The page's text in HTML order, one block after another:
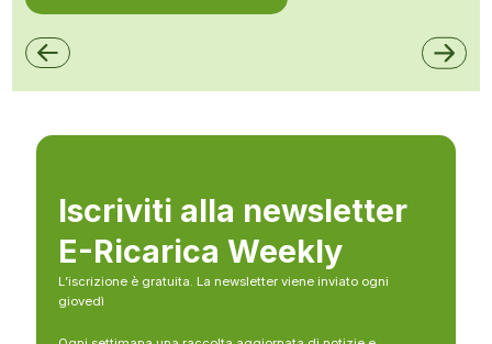
Iscriviti alla newsletter
E-Ricarica Weekly
L’iscrizione è gratuita. La newsletter viene inviato ogni
giovedì